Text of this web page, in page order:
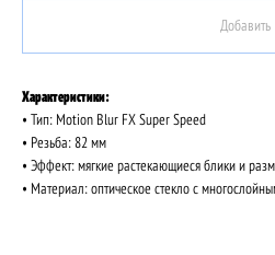
Добавить
Характеристики:
• Тип: Motion Blur FX Super Speed
• Резьба: 82 мм
• Эффект: мягкие растекающиеся блики и
• Материал: оптическое стекло с